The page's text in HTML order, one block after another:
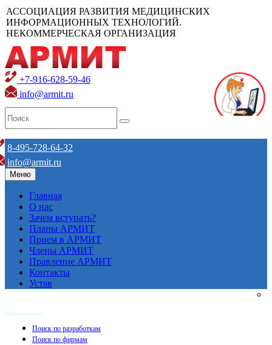
АССОЦИАЦИЯ РАЗВИТИЯ МЕДИЦИНСКИХ
ИНФОРМАЦИОННЫХ ТЕХНОЛОГИЙ.
НЕКОММЕРЧЕСКАЯ ОРГАНИЗАЦИЯ
+7-916-628-59-46
info@armit.ru
8-495-728-64-32
info@armit.ru
Меню
Главная
О нас
Зачем вступать?
Планы АРМИТ
Прием в АРМИТ
Члены АРМИТ
Правление АРМИТ
Контакты
Устав
Поиск по разработкам
Поиск по фирмам